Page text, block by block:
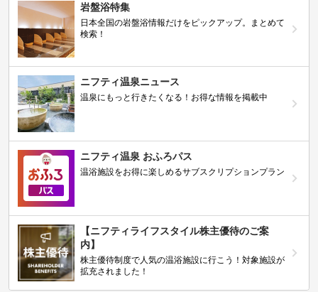
岩盤浴特集
日本全国の岩盤浴情報だけをピックアップ。まとめて
検索！
ニフティ温泉ニュース
温泉にもっと行きたくなる！お得な情報を掲載中
ニフティ温泉 おふろパス
温浴施設をお得に楽しめるサブスクリプションプラン
【ニフティライフスタイル株主優待のご案
内】
株主優待制度で人気の温浴施設に行こう！対象施設が
拡充されました！